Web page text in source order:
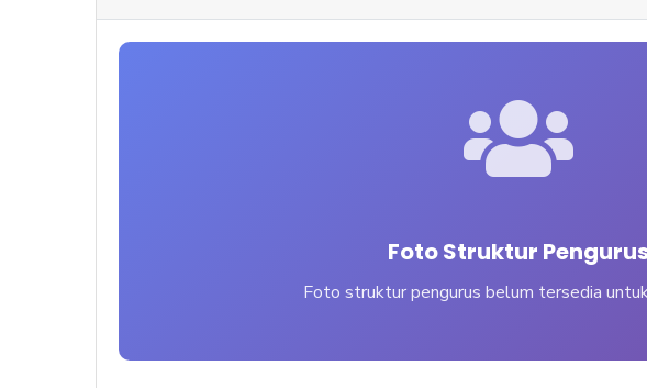
Foto Struktur
Foto struktur pengurus belum tersedia